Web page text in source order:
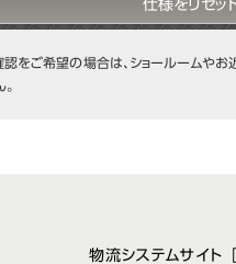
仕様をリセッ
をご希望の場合は、ショールームや
物流システムサイト